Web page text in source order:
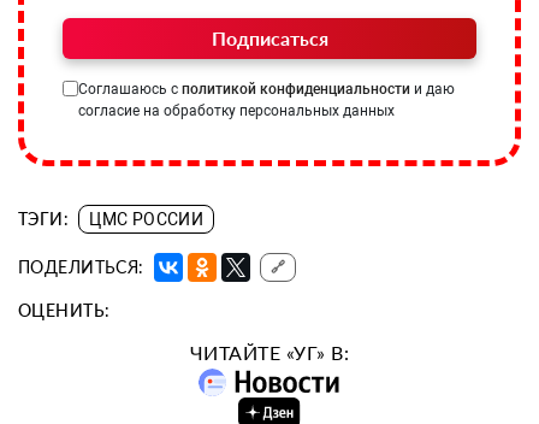
Подписаться
Соглашаюсь с политикой конфиденциальности и даю
согласие на обработку персональных данных
ТЭГИ: ЦМС РОССИИ
ПОДЕЛИТЬСЯ: 🔗
ОЦЕНИТЬ:
ЧИТАЙТЕ «УГ» В: